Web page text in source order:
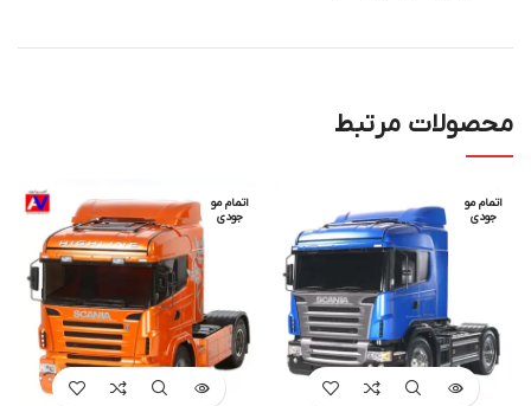
محصولات مرتبط
اتمام مو
جودی
اتمام مو
جودی